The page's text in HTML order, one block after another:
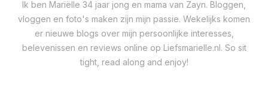
Ik ben Mariëlle 34 jaar jong en mama van Zayn. Bloggen,
vloggen en foto's maken zijn mijn passie. Wekelijks komen
er nieuwe blogs over mijn persoonlijke interesses,
belevenissen en reviews online op Liefsmarielle.nl. So sit
tight, read along and enjoy!